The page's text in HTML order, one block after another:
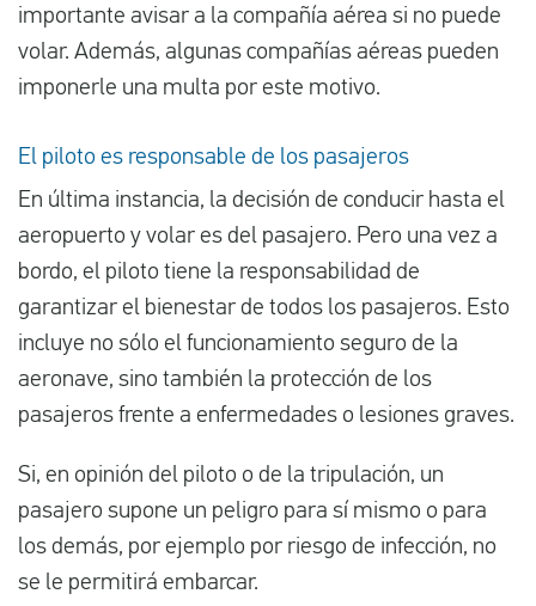
importante avisar a la compañía aérea si no puede
volar. Además, algunas compañías aéreas pueden
imponerle una multa por este motivo.
El piloto es responsable de los pasajeros
En última instancia, la decisión de conducir hasta el
aeropuerto y volar es del pasajero. Pero una vez a
bordo, el piloto tiene la responsabilidad de
garantizar el bienestar de todos los pasajeros. Esto
incluye no sólo el funcionamiento seguro de la
aeronave, sino también la protección de los
pasajeros frente a enfermedades o lesiones graves.
Si, en opinión del piloto o de la tripulación, un
pasajero supone un peligro para sí mismo o para
los demás, por ejemplo por riesgo de infección, no
se le permitirá embarcar.